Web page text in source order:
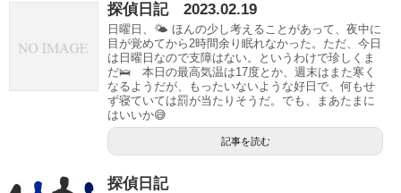
探偵日記 2023.02.19
日曜日、🌤 ほんの少し考えることがあって、夜中に
目が覚めてから2時間余り眠れなかった。ただ、今日
は日曜日なので支障はない。というわけで珍しくま
だ🛌 本日の最高気温は17度とか、週末はまた寒く
なるようだが、もったいないような好日で、何もせ
ず寝ていては罰が当たりそうだ。でも、まあたまに
はいいか😅
記事を読む
探偵日記